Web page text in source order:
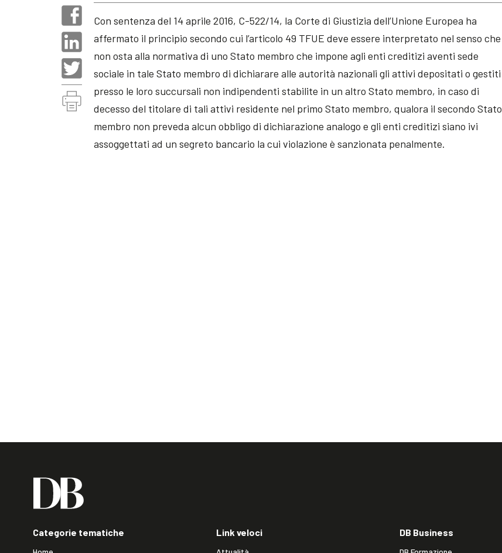
Con sentenza del 14 aprile 2016, C-522/14, la Corte di Giustizia dell’Unione Europea ha
affermato il principio secondo cui l’articolo 49 TFUE deve essere interpretato nel senso che
non osta alla normativa di uno Stato membro che impone agli enti creditizi aventi sede
sociale in tale Stato membro di dichiarare alle autorità nazionali gli attivi depositati o gestiti
presso le loro succursali non indipendenti stabilite in un altro Stato membro, in caso di
decesso del titolare di tali attivi residente nel primo Stato membro, qualora il secondo Stato
membro non preveda alcun obbligo di dichiarazione analogo e gli enti creditizi siano ivi
assoggettati ad un segreto bancario la cui violazione è sanzionata penalmente.
Categorie tematiche Link veloci DB Business